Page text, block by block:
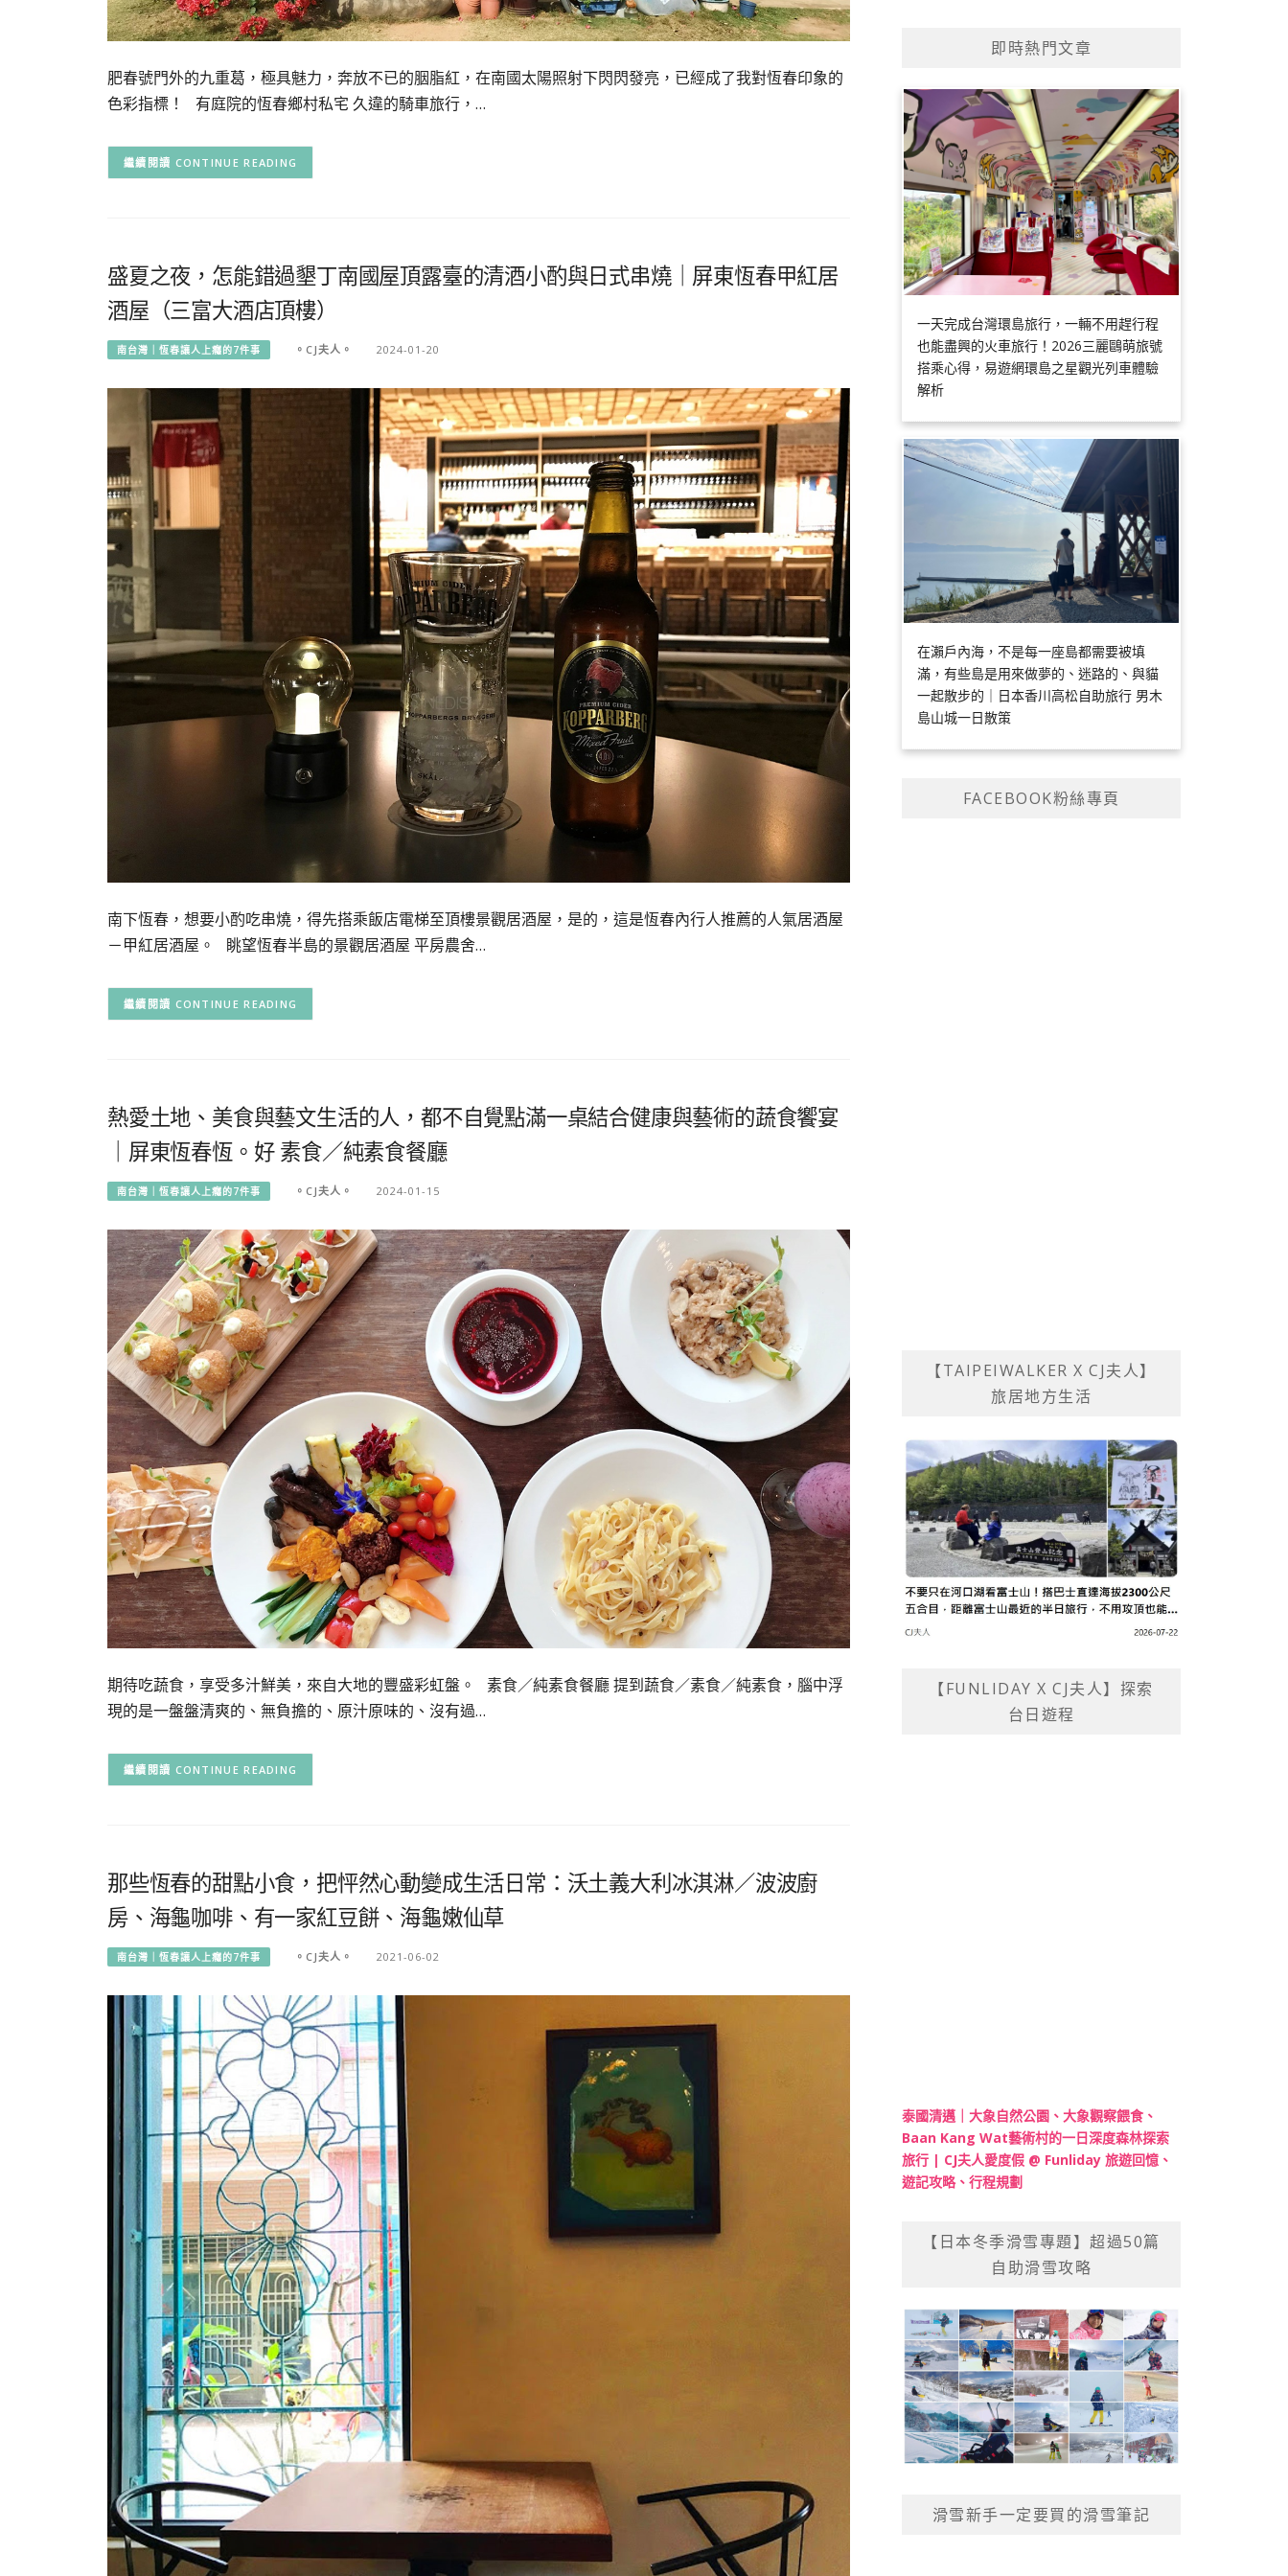
肥春號門外的九重葛，極具魅力，奔放不已的胭脂紅，在南國太陽照射下閃閃發亮，已經成了我對恆春印象的
色彩指標！ 有庭院的恆春鄉村私宅 久違的騎車旅行，…
CONTINUE READING
盛夏之夜，怎能錯過墾丁南國屋頂露臺的清酒小酌與日式串燒｜屏東恆春甲紅居
酒屋（三富大酒店頂樓）
南台灣｜恆春讓人上癮的7件事 。CJ夫人。 2024-01-20
南下恆春，想要小酌吃串燒，得先搭乘飯店電梯至頂樓景觀居酒屋，是的，這是恆春內行人推薦的人氣居酒屋
－甲紅居酒屋。 眺望恆春半島的景觀居酒屋 平房農舍…
CONTINUE READING
熱愛土地、美食與藝文生活的人，都不自覺點滿一桌結合健康與藝術的蔬食饗宴
｜屏東恆春恆。好 素食／純素食餐廳
南台灣｜恆春讓人上癮的7件事 。CJ夫人。 2024-01-15
期待吃蔬食，享受多汁鮮美，來自大地的豐盛彩虹盤。 素食／純素食餐廳 提到蔬食／素食／純素食，腦中浮
現的是一盤盤清爽的、無負擔的、原汁原味的、沒有過…
CONTINUE READING
那些恆春的甜點小食，把怦然心動變成生活日常：沃土義大利冰淇淋／波波廚
房、海龜咖啡、有一家紅豆餅、海龜嫩仙草
南台灣｜恆春讓人上癮的7件事 。CJ夫人。 2021-06-02
即時熱門文章
一天完成台灣環島旅行，一輛不用趕行程
也能盡興的火車旅行！2026三麗鷗萌旅號
搭乘心得，易遊網環島之星觀光列車體驗
解析
在瀨戶內海，不是每一座島都需要被填
滿，有些島是用來做夢的、迷路的、與貓
一起散步的｜日本香川高松自助旅行 男木
島山城一日散策
FACEBOOK粉絲專頁
【TAIPEIWALKER X CJ夫人】
旅居地方生活
【FUNLIDAY X CJ夫人】探索
台日遊程
泰國清邁｜大象自然公園、大象觀察餵食、
Baan Kang Wat藝術村的一日深度森林探索
旅行 | CJ夫人愛度假 @ Funliday 旅遊回憶、
遊記攻略、行程規劃
【日本冬季滑雪專題】超過50篇
自助滑雪攻略
滑雪新手一定要買的滑雪筆記